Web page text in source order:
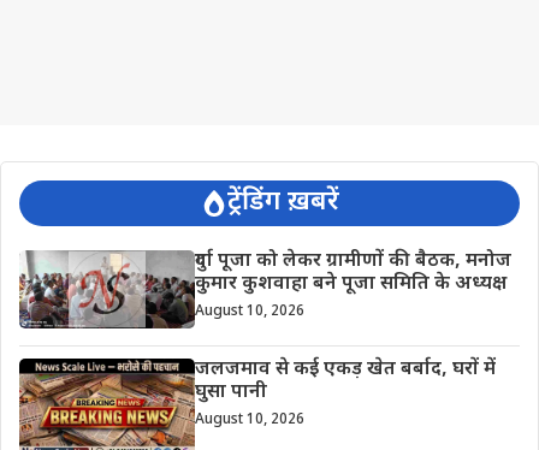
ट्रेंडिंग ख़बरें
दुर्गा पूजा को लेकर ग्रामीणों की बैठक, मनोज
कुमार कुशवाहा बने पूजा समिति के अध्यक्ष
August 10, 2026
जलजमाव से कई एकड़ खेत बर्बाद, घरों में
घुसा पानी
August 10, 2026